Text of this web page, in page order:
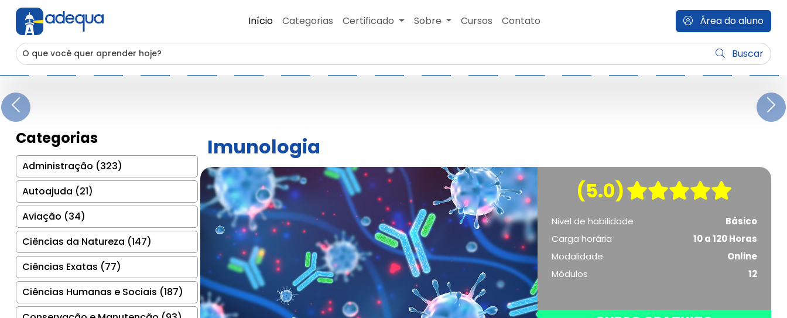
Início Categorias Certificado Sobre Cursos Contato Área do aluno
Buscar
Previous
Categorias
Administração (323)
Autoajuda (21)
Aviação (34)
Ciências da Natureza (147)
Ciências Exatas (77)
Ciências Humanas e Sociais (187)
Imunologia
(5.0)
Nivel de habilidade
Básico
Carga horária
10 a 120 Horas
Modalidade
Online
Módulos
12